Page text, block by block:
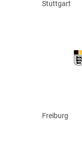
Stuttgart
Freiburg